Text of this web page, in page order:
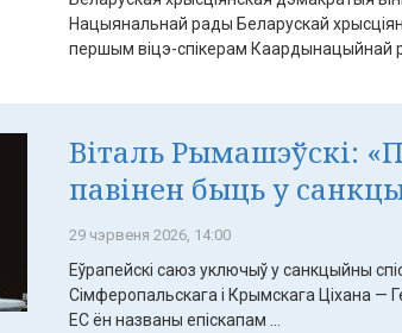
Нацыянальнай рады Беларускай
першым віцэ-спікерам Каардынацыйнай
Віталь Рымашэўскі:
павінен быць у
29 чэрвеня 2026, 14:00
Еўрапейскі саюз уключыў у санкцыйны
Сімферопальскага і Крымскага Ціхана —
ЕС ён названы епіскапам ...